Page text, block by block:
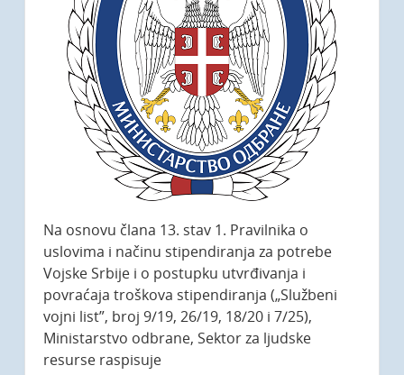
Na osnovu člana 13. stav 1. Pravilnika o
uslovima i načinu stipendiranja za potrebe
Vojske Srbije i o postupku utvrđivanja i
povraćaja troškova stipendiranja („Službeni
vojni list”, broj 9/19, 26/19, 18/20 i 7/25),
Ministarstvo odbrane, Sektor za ljudske
resurse raspisuje